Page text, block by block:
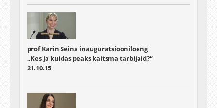
prof Karin Seina inauguratsiooniloeng
„Kes ja kuidas peaks kaitsma tarbijaid?“
21.10.15